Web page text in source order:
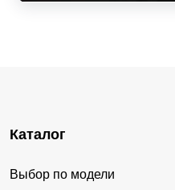
Каталог
Выбор по модели